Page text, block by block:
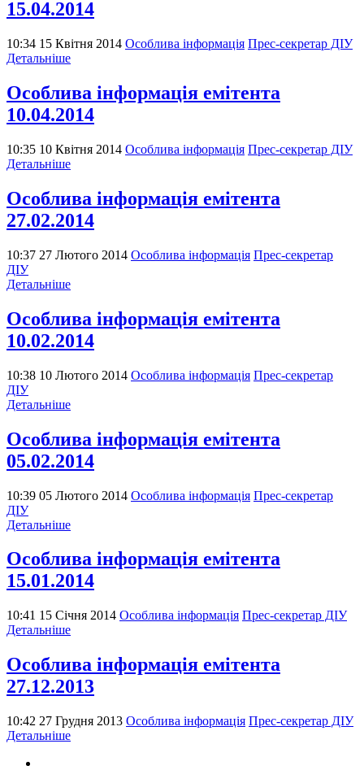
15.04.2014
10:34 15 Квітня 2014 Особлива інформація Прес-секретар ДІУ
Детальніше
Особлива інформація емітента
10.04.2014
10:35 10 Квітня 2014 Особлива інформація Прес-секретар ДІУ
Детальніше
Особлива інформація емітента
27.02.2014
10:37 27 Лютого 2014 Особлива інформація Прес-секретар
ДІУ
Детальніше
Особлива інформація емітента
10.02.2014
10:38 10 Лютого 2014 Особлива інформація Прес-секретар
ДІУ
Детальніше
Особлива інформація емітента
05.02.2014
10:39 05 Лютого 2014 Особлива інформація Прес-секретар
ДІУ
Детальніше
Особлива інформація емітента
15.01.2014
10:41 15 Січня 2014 Особлива інформація Прес-секретар ДІУ
Детальніше
Особлива інформація емітента
27.12.2013
10:42 27 Грудня 2013 Особлива інформація Прес-секретар ДІУ
Детальніше